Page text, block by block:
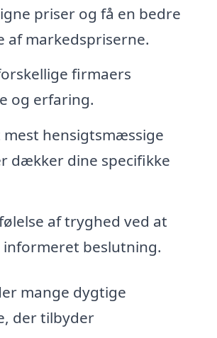
priser og få en bedre
af markedspriserne.
firmaers
og erfaring.
mest hensigtsmæssige
dækker dine specifikke
af tryghed ved at
beslutning.
mange dygtige
der tilbyder